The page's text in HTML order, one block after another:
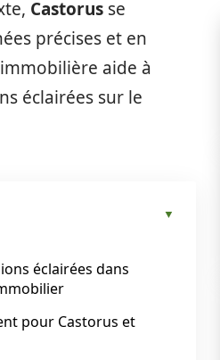
Castorus se
précises et en
aide à
éclairées sur le
éclairées dans
pour Castorus et